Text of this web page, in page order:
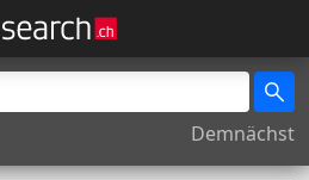
Demnächst